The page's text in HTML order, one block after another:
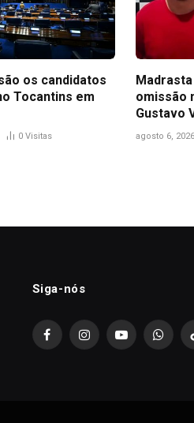
os candidatos
Tocantins em
0 Visitas
omissão
Gustavo
agosto 6, 2026
Siga-nós
FacebookInstagramYouTube